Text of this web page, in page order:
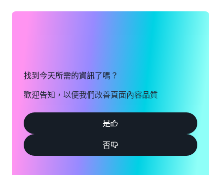
找到今天所需的資訊了嗎？
歡迎告知，以便我們改善頁面內容品質
是
否